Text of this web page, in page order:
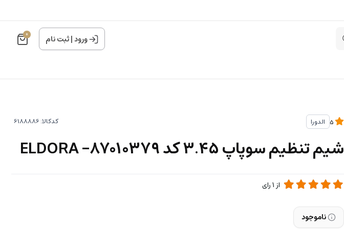
ورود|ثبت نام 0
الدورا کدکالا:
شیم تنظیم سوپاپ 3.45 کد 87010379- ELDORA
از1رای
ناموجود